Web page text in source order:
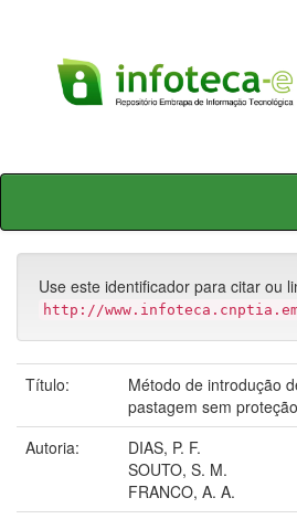
Skip
Use este identificador para citar ou
http://
Título:
Método de introdução
pastagem sem
Autoria:
DIAS, P. F.
SOUTO, S. M.
FRANCO, A. A.